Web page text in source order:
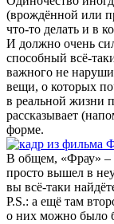
(врождённой или
что-то делать и в
И должно очень
способный всё-
важного не
вещи, о которых
в реальной жизни
рассказывает
форме.
В общем, «Фрау»
просто вышел в
вы всё-таки
P.S.: а ещё там
о них можно было